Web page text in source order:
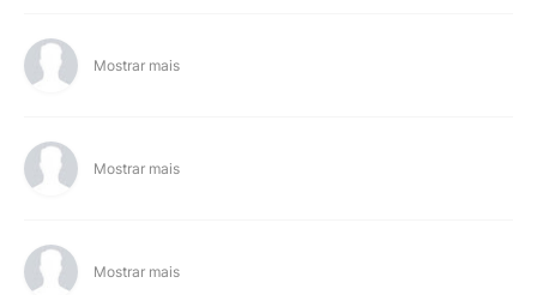
Mostrar mais
Mostrar mais
Mostrar mais